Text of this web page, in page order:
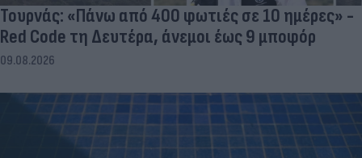
Τουρνάς: «Πάνω από 400 φωτιές σε 10 ημέρες» -
Red Code τη Δευτέρα, άνεμοι έως 9 μποφόρ
09.08.2026